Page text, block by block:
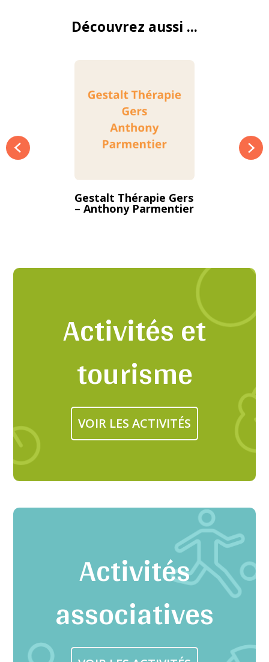
Découvrez aussi ...
Gestalt Thérapie Gers
– Anthony Parmentier
Activités et
tourisme
VOIR LES ACTIVITÉS
Activités
associatives